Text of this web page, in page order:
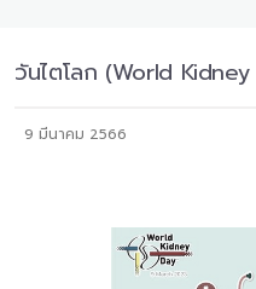
วันไตโลก (World
9 มีนาคม 2566